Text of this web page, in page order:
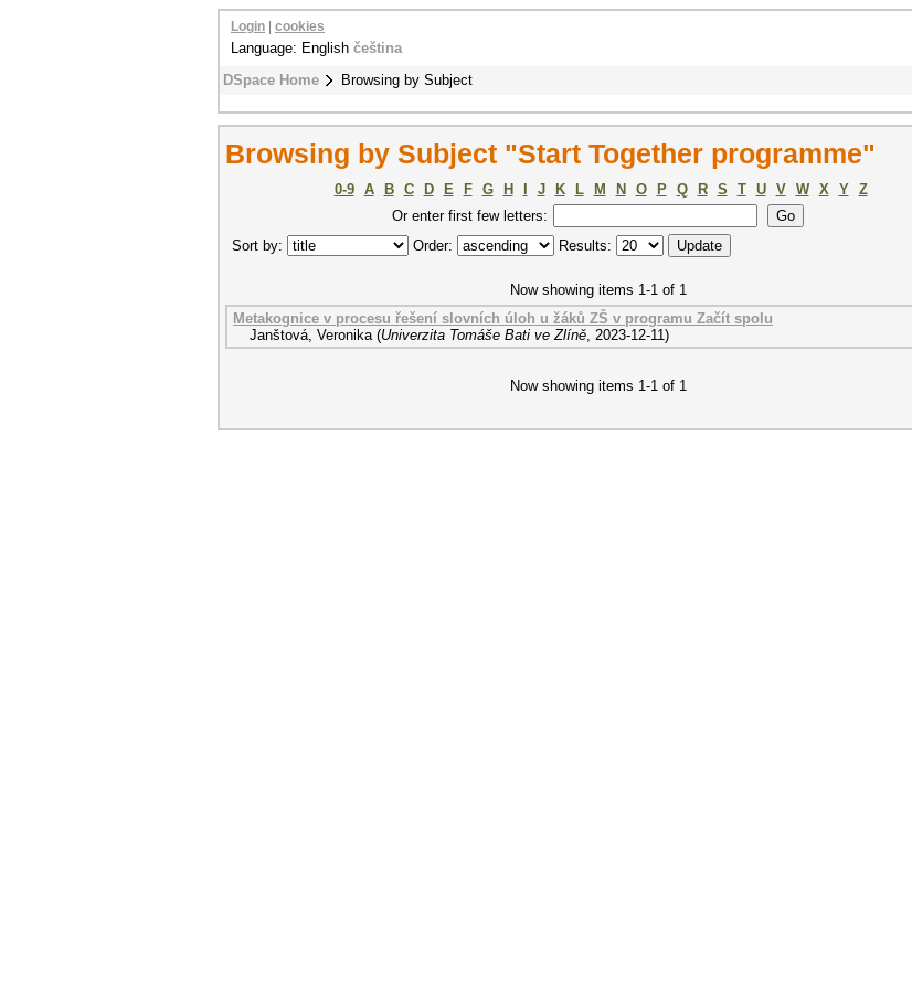
DSpace Home Browsing by Subject
Login cookies
Language: English čeština
Browsing by Subject "Start Together programme"
0-9 A B C D E F G H J K L M N O P Q R S T U V W X Y
Z
Or enter first few letters:
Sort by:
Order: Results:
Now showing items 1-1 of 1
Metakognice v procesu řešení slovních úloh u žáků ZŠ v programu Začít spolu
Janštová, Veronika (Univerzita Tomáše Bati ve Zlíně, 2023-12-11)
Now showing items 1-1 of 1